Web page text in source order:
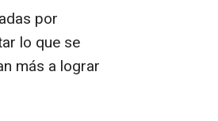
por
lo que se
más a lograr